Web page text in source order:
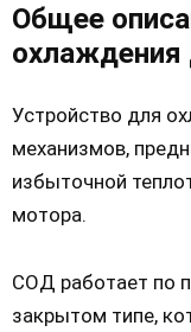
Общее
охлаждения
Устройство для
механизмов,
избыточной
мотора.
СОД работает по
закрытом типе,